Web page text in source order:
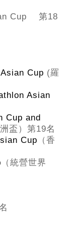
Cup 第18
Cup (羅
Asian
Cup and
盃）第19名
Cup （香
（統營世界